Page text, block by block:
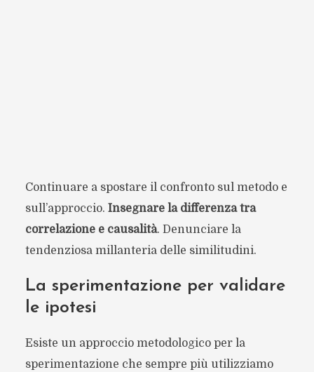
Continuare a spostare il confronto sul metodo e
sull’approccio. Insegnare la differenza tra
correlazione e causalità. Denunciare la
tendenziosa millanteria delle similitudini.
La sperimentazione per validare
le ipotesi
Esiste un approccio metodologico per la
sperimentazione che sempre più utilizziamo